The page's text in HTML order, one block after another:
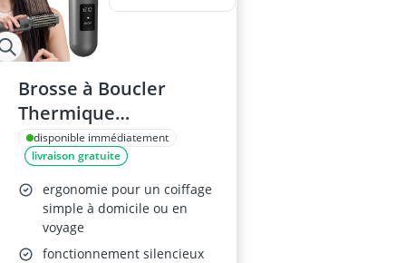
Brosse à Boucler
Thermique
Rechargeable
2600mAh
disponible immédiatement
livraison gratuite
ergonomie pour un coiffage
simple à domicile ou en
voyage
fonctionnement silencieux